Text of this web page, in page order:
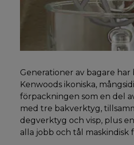
Generationer av bagare har
Kenwoods ikoniska,
förpackningen som en del
med tre bakverktyg,
degverktyg och visp, plus
alla jobb och tål maskindisk